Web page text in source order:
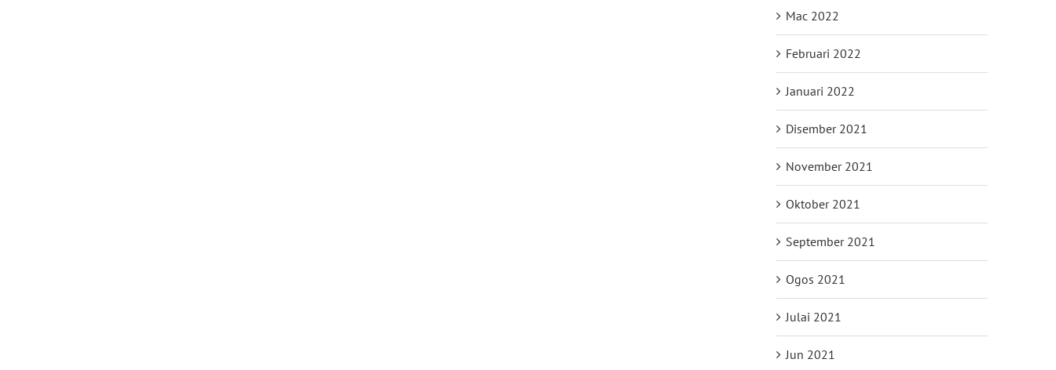
Mac 2022
Februari 2022
Januari 2022
Disember 2021
November 2021
Oktober 2021
September 2021
Ogos 2021
Julai 2021
Jun 2021